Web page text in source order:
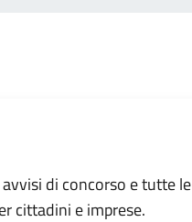
di concorso e tutte le
cittadini e imprese.